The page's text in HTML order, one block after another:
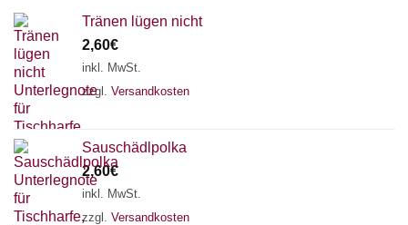
Tränen lügen nicht
2,60€
inkl. MwSt.
zzgl. Versandkosten
Sauschädlpolka
2,60€
inkl. MwSt.
zzgl. Versandkosten